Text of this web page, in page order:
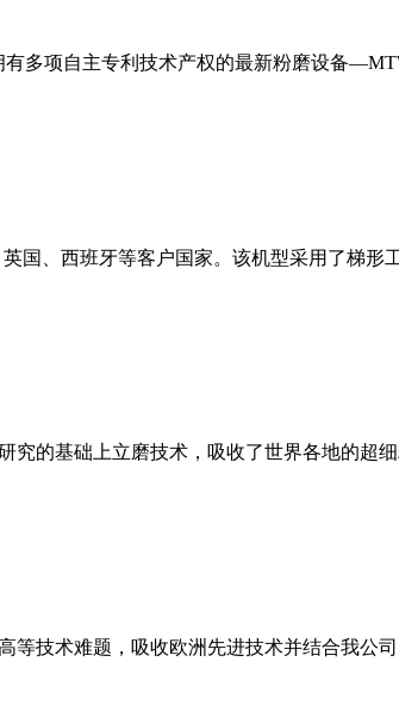
多项自主专利技术产权的最新粉磨设备
国、西班牙等客户国家。该机型采用了梯
的基础上立磨技术，吸收了世界各地的超
技术难题，吸收欧洲先进技术并结合我公